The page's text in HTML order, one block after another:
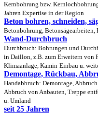
Kernbohrung bzw.
Jahren Expertise in der Region
Beton bohren, schneiden,
Betonbohrung,
Wand-Durchbruch
Durchbruch: Bohrungen und
in Daillon, z.B. zum Erweitern von
Klimaanlage, Kamin-Einbau u.
Demontage, Rückbau,
Handabbruch: Demontage,
Abbruch von Anbauten, Treppe
u. Umland
seit 25 Jahren